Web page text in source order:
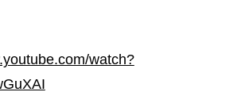
watch?